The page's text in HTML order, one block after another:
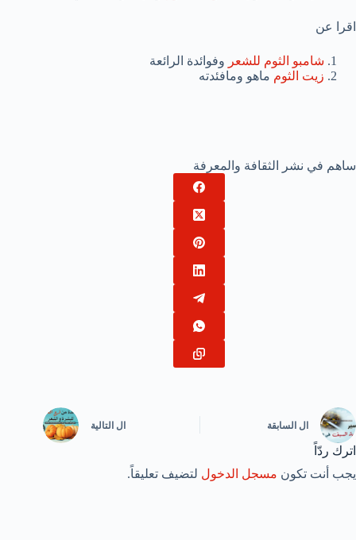
اقرا عن
شامبو الثوم للشعر وفوائدة الرائعة
زيت الثوم ماهو ومافئدته
ساهم في نشر الثقافة والمعرفة
ال السابقة ال التالية
اترك ردّاً
يجب أنت تكون مسجل الدخول لتضيف تعليقاً.